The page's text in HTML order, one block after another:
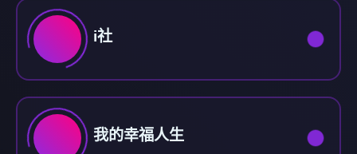
i社
我的幸福人生